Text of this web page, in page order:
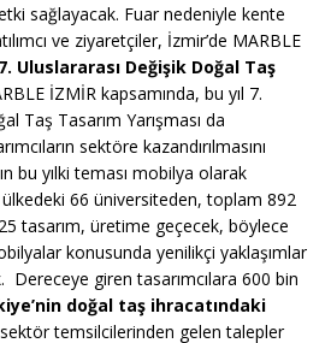
sağlayacak. Fuar nedeniyle kente
ve ziyaretçiler, İzmir’de MARBLE
7. Uluslararası Değişik Doğal Taş
İZMİR kapsamında, bu yıl 7.
Taş Tasarım Yarışması da
sektöre kazandırılmasını
bu yılki teması mobilya olarak
ülkedeki 66 üniversiteden, toplam 892
tasarım, üretime geçecek, böylece
konusunda yenilikçi yaklaşımlar
giren tasarımcılara 600 bin
doğal taş ihracatındaki
sektör temsilcilerinden gelen talepler